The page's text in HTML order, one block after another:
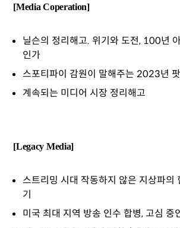
[Media Coperation]
닐슨의 정리해고. 위기와 도전, 100년
인가
스포티파이 감원이 말해주는 2023년
계속되는 미디어 시장 정리해고
[Legacy Media]
스트리밍 시대 작동하지 않은 지상파의
기
미국 최대 지역 방송 인수 합병, 고심 중